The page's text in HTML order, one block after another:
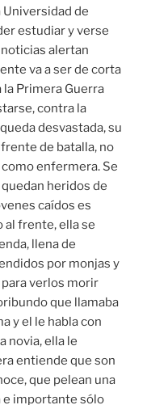
Universidad de
estudiar y verse
alertan
va a ser de corta
Primera Guerra
contra la
desvastada, su
de batalla, no
enfermera. Se
heridos de
caídos es
al frente, ella se
llena de
por monjas y
verlos morir
que llamaba
y el le habla con
novia, ella le
entiende que son
que pelean una
e importante sólo